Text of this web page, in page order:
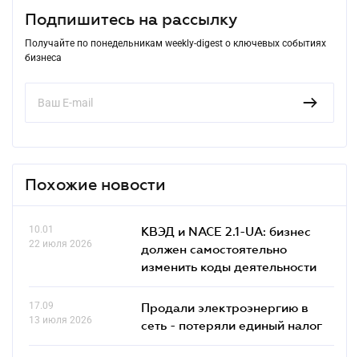
Подпишитесь на рассылку
Получайте по понедельникам weekly-digest о ключевых событиях
бизнеса
Похожие новости
10.01
22 июля 2026
КВЭД и NACE 2.1-UA: бизнес
должен самостоятельно
изменить коды деятельности
17.09
13 июля 2026
Продали электроэнергию в
сеть - потеряли единый налог